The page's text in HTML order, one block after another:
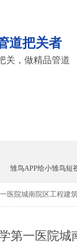
道把关者
，做精品管道
雏鸟APP给小雏鸟短
医院城南院区工程建
第一医院城